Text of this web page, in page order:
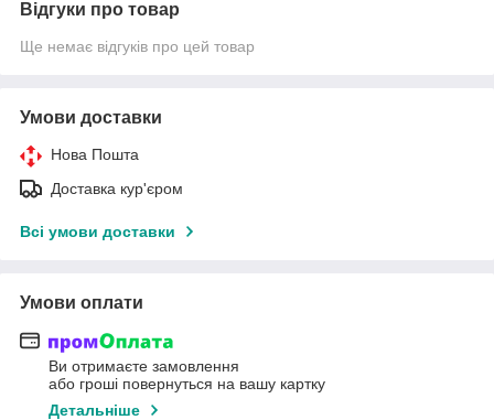
Відгуки про товар
Ще немає відгуків про цей товар
Умови доставки
Нова Пошта
Доставка кур'єром
Всі умови доставки
Умови оплати
Ви отримаєте замовлення
або гроші повернуться на вашу картку
Детальніше